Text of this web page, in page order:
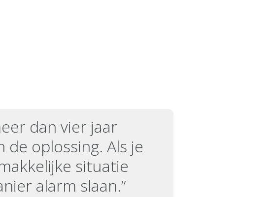
dan vier jaar
oplossing. Als je
situatie
alarm slaan.”